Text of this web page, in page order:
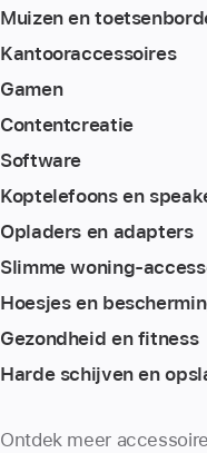
Muizen en
Kantoor­accessoires
Gamen
Content­creatie
Software
Koptelefoons en
Opladers en adapters
Slimme woning-
Hoesjes en
Gezondheid en fitness
Harde schijven en
Ontdek meer